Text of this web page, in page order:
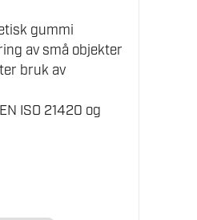
gummi
av små objekter
bruk av
ISO 21420 og